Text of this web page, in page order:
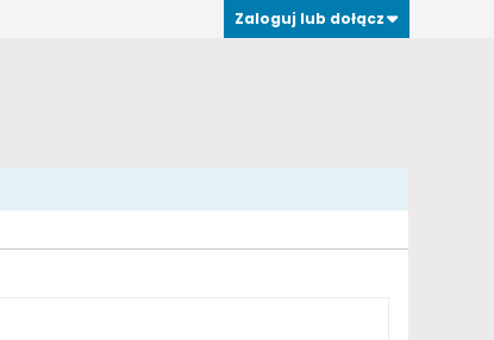
Zaloguj lub dołącz